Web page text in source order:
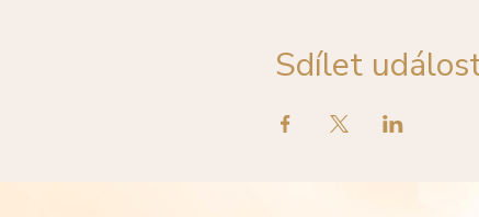
Sdílet